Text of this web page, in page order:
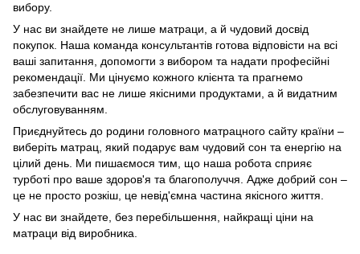
вибору.
У нас ви знайдете не лише матраци, а й чудовий досвід
покупок. Наша команда консультантів готова відповісти на всі
ваші запитання, допомогти з вибором та надати професійні
рекомендації. Ми цінуємо кожного клієнта та прагнемо
забезпечити вас не лише якісними продуктами, а й видатним
обслуговуванням.
Приєднуйтесь до родини головного матрацного сайту країни –
виберіть матрац, який подарує вам чудовий сон та енергію на
цілий день. Ми пишаємося тим, що наша робота сприяє
турботі про ваше здоров'я та благополуччя. Адже добрий сон –
це не просто розкіш, це невід'ємна частина якісного життя.
У нас ви знайдете, без перебільшення, найкращі ціни на
матраци від виробника.